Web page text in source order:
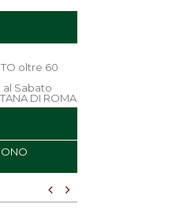
oltre 60
Sabato
DI ROMA